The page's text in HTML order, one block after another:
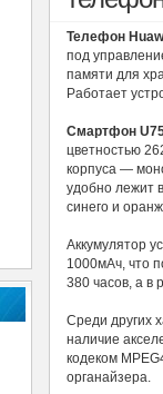
Телефон
под
памяти для
Работает
Смартфон
цветностью
корпуса —
удобно лежит
синего и
Аккумулятор
1000мАч, что
380 часов, а в
Среди других
наличие
кодеком
органайзера.